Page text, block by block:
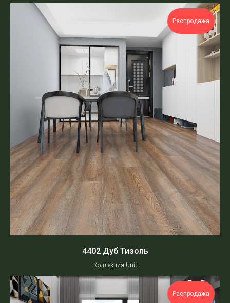
Распродажа
4402 Дуб Тизоль
Коллекция Unit
Распродажа